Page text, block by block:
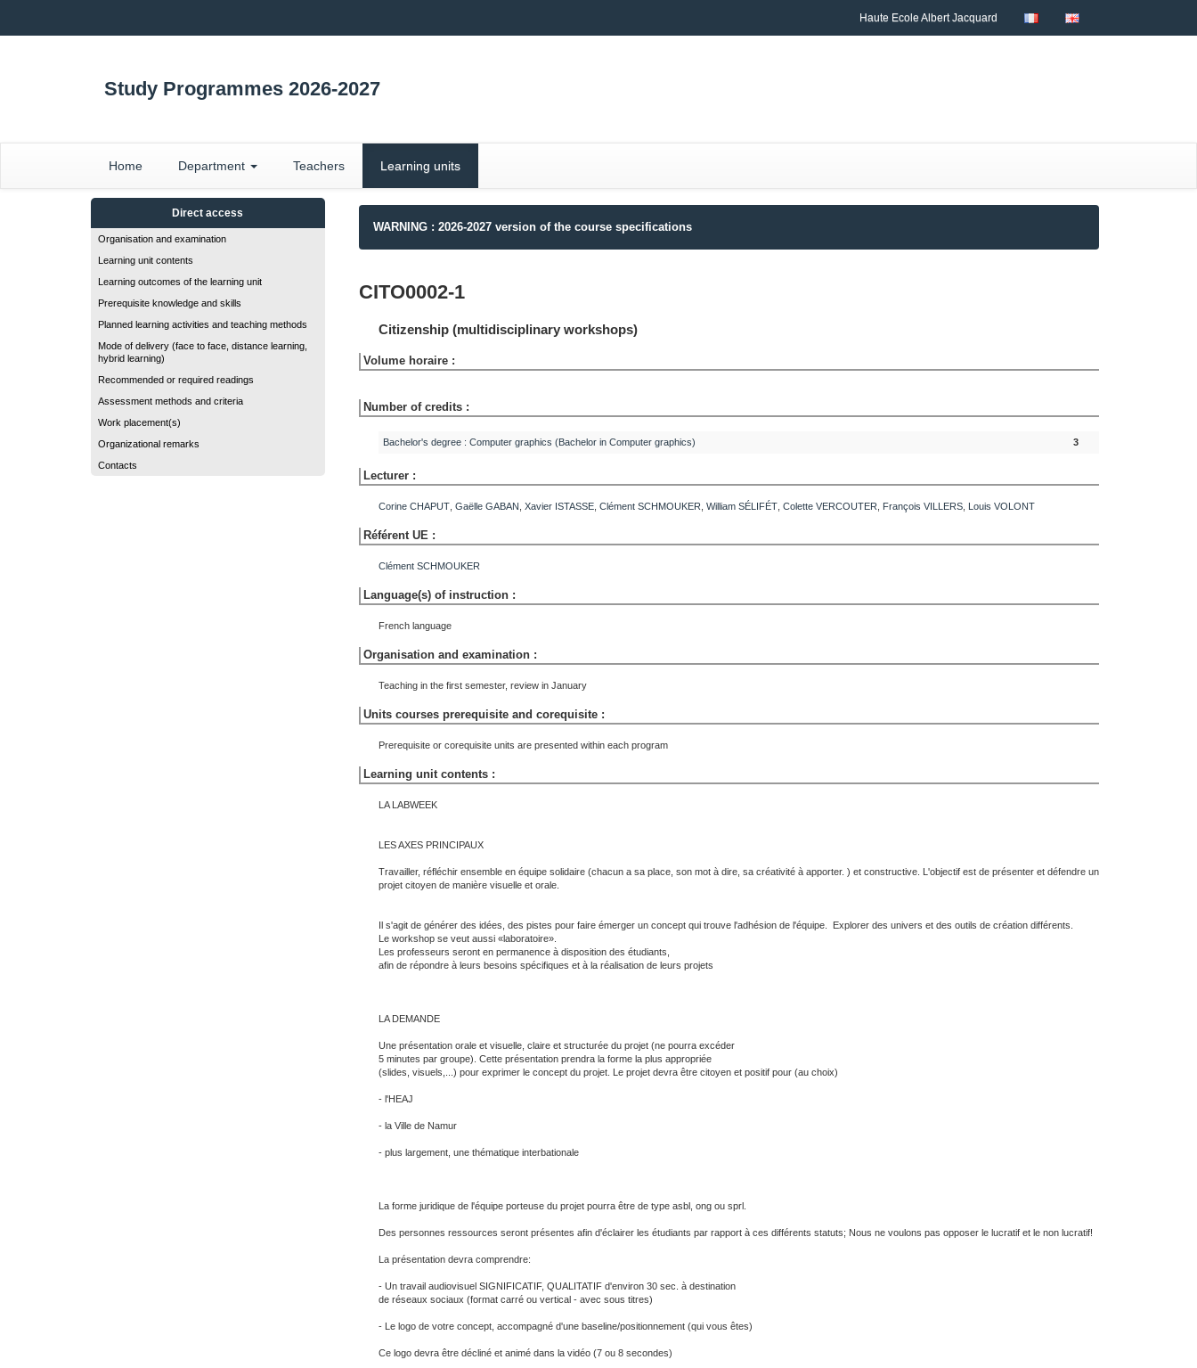
Haute Ecole Albert Jacquard
Study Programmes 2026-2027
Home Department Teachers Learning units
Direct access
Organisation and examination
Learning unit contents
Learning outcomes of the learning unit
Prerequisite knowledge and skills
Planned learning activities and teaching methods
Mode of delivery (face to face, distance learning,
hybrid learning)
Recommended or required readings
Assessment methods and criteria
Work placement(s)
Organizational remarks
Contacts
WARNING : 2026-2027 version of the course specifications
CITO0002-1
Citizenship (multidisciplinary workshops)
Volume horaire :
Number of credits :
Bachelor's degree : Computer graphics (Bachelor in Computer graphics) 3
Lecturer :
Corine CHAPUT, Gaëlle GABAN Xavier ISTASSE, Clément SCHMOUKER William SÉLIFÉT, Colette VERCOUTER François VILLERS, Louis VOLONT
Référent UE :
Clément SCHMOUKER
Language(s) of instruction :
French language
Organisation and examination :
Teaching in the first semester, review in January
Units courses prerequisite and corequisite :
Prerequisite or corequisite units are presented within each program
Learning unit contents :
LA LABWEEK
LES AXES PRINCIPAUX
Travailler, réfléchir ensemble en équipe solidaire (chacun a sa place, son mot à dire, sa créativité à apporter. ) et constructive. L'objectif est de présenter et défendre un
projet citoyen de manière visuelle et orale.
Il s'agit de générer des idées, des pistes pour faire émerger un concept qui trouve l'adhésion de l'équipe. Explorer des univers et des outils de création différents.
Le workshop se veut aussi «laboratoire».
Les professeurs seront en permanence à disposition des étudiants,
afin de répondre à leurs besoins spécifiques et à la réalisation de leurs projets
LA DEMANDE
Une présentation orale et visuelle, claire et structurée du projet (ne pourra excéder
5 minutes par groupe). Cette présentation prendra la forme la plus appropriée
(slides, visuels,...) pour exprimer le concept du projet. Le projet devra être citoyen et positif pour (au choix)
- l'HEAJ
- la Ville de Namur
- plus largement, une thématique interbationale
La forme juridique de l'équipe porteuse du projet pourra être de type asbl, ong ou sprl.
Des personnes ressources seront présentes afin d'éclairer les étudiants par rapport à ces différents statuts; Nous ne voulons pas opposer le lucratif et le non lucratif!
La présentation devra comprendre:
- Un travail audiovisuel SIGNIFICATIF, QUALITATIF d'environ 30 sec. à destination
de réseaux sociaux (format carré ou vertical - avec sous titres)
- Le logo de votre concept, accompagné d'une baseline/positionnement (qui vous êtes)
Ce logo devra être décliné et animé dans la vidéo (7 ou 8 secondes)